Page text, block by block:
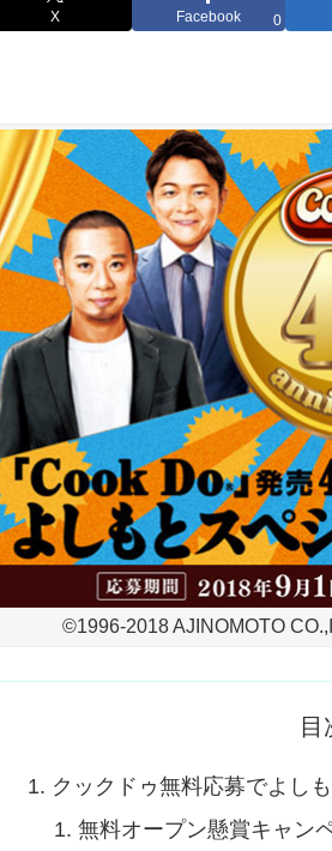
X Facebook 0
©1996-2018 AJINOMOTO
目
クックドゥ無料応募でよし
無料オープン懸賞キャン